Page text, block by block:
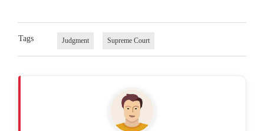
Tags Judgment Supreme Court